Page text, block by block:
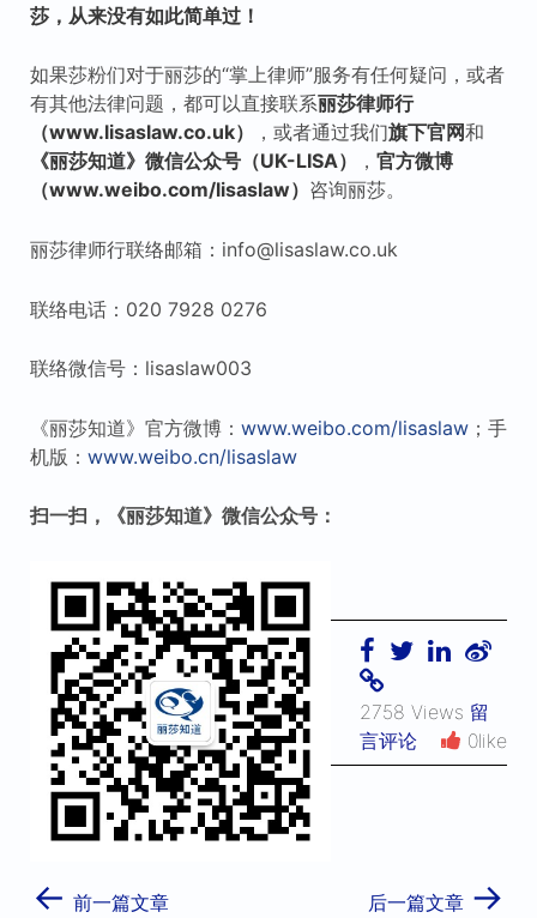
莎，从来没有如此简单过！
如果莎粉们对于丽莎的“掌上律师”服务有任何疑问，或者
有其他法律问题，都可以直接联系丽莎律师行
（www.lisaslaw.co.uk）
，或者通过我们旗下官网和
《丽莎知道》微信公众号（UK-LISA）
， 官方微博
（www.weibo.com/lisaslaw） 咨询丽莎。
丽莎律师行联络邮箱：info@lisaslaw.co.uk
联络电话：020 7928 0276
联络微信号：lisaslaw003
《丽莎知道》官方微博： www.weibo.com/lisaslaw；手
机版： www.weibo.cn/lisaslaw
扫一扫，《丽莎知道》微信公众号：
2758 Views 留
言评论
0like
← 前一篇文章 后一篇文章 →